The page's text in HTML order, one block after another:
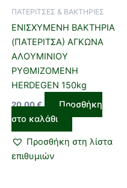
ΠΑΤΕΡΙΤΣΕΣ & ΒΑΚΤΗΡΙΕΣ
ΕΝΙΣΧΥΜΕΝΗ ΒΑΚΤΗΡΙΑ
(ΠΑΤΕΡΙΤΣΑ) ΑΓΚΩΝΑ
ΑΛΟΥΜΙΝΙΟΥ
ΡΥΘΜΙΖΟΜΕΝΗ
HERDEGEN 150kg
20,00€
Προσθήκη
στο καλάθι
Προσθήκη στη λίστα
επιθυμιών